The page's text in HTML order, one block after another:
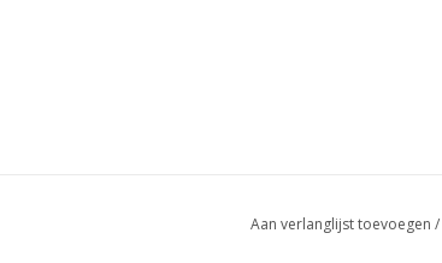
Aan verlanglijst toevoegen /